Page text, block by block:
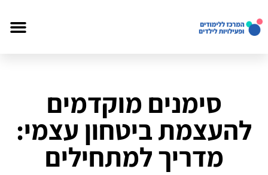
סימנים מוקדמים
להעצמת ביטחון עצמי:
מדריך למתחילים